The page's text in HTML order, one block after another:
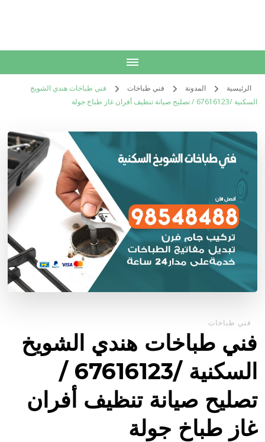
الرئيسية المدونة فني طباخات
فني طباخات هندي الشويخ
السكنية /67616123 / تصليح صيانة تنظيف أفران غاز طباخ جولة
فني طباخات
فني طباخات هندي الشويخ
السكنية /67616123 /
تصليح صيانة تنظيف أفران
غاز طباخ جولة